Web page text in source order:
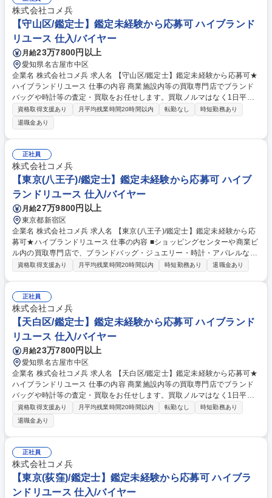
株式会社コメ兵
【守山区/鑑定士】鑑定未経験から応募可 ハイブランド
リユース 仕入/バイヤー
月給23万7800円以上
愛知県名古屋市中区
企業名 株式会社コメ兵 求人名 【守山区/鑑定士】鑑定未経験から応募可★
ハイブランドリユース 仕事の内容 商業施設内等の買取専門店でブランド
バッグや時計等の査定・買取をお任せします。買取ノルマはなく1日平均5
組のため、AI等の遠隔サポートも頼りながら、数字に追われずお客様に寄
り添った丁寧な接客が可能です。 【仕事の流れ】■来店時の受付・接客対
応 ■商品の査定 ■査定金額の詳細説明 ■代金の支払/買取品のデータ入力 ■
電話対応（商品に関する問い合わせ） 【入社後】当社には、教育専門部署
があり、座学やロールプレイング等、テキストを用いて仕事の基礎・スキ
ルを1から学べる教育・研修を用意しています！研修後も協力体制のも
と、店舗に立つためご安心ください。 募集職種 【守山区/鑑定士】鑑定未
経験から応募可★ハイブランドリユース
資格取得支援あり 月平均残業時間20時間以内 転勤なし
時短勤務あり
退職金あり
正社員
株式会社コメ兵
【東京(八王子)/鑑定士】鑑定未経験から応募可 ハイブ
ランドリユース 仕入/バイヤー
月給27万9800円以上
東京都新宿区
企業名 株式会社コメ兵 求人名 【東京(八王子)/鑑定士】鑑定未経験から応
募可★ハイブランドリユース 仕事の内容 ■ショッピングセンターや商業ビ
ル内の買取専門店で、ブランドバッグ・ジュエリー・時計・アパレルなど
の査定・買取をお任せいたします。 ■バイヤーからコーポレート職まで、
ど、様々な品物の査定、買取をお願いします。業務を通してスキルアップ
が可能です。 【キャリアパスについて】商品センター/マーケティング/W
EB事業/教育/店舗開発/広報/人事/総務/経理/経営企画など、キャリアプラン
を実現するため、多彩なポジションへのキャリアチェンジが可能です。 募
集職種 【東京(八王子)/鑑定士】鑑定未経験から応募可★ハイブランドリユ
ース
資格取得支援あり 月平均残業時間20時間以内 時短勤務あり 退職金あり
正社員
株式会社コメ兵
【天白区/鑑定士】鑑定未経験から応募可 ハイブランド
リユース 仕入/バイヤー
月給23万7800円以上
愛知県名古屋市中区
企業名 株式会社コメ兵 求人名 【天白区/鑑定士】鑑定未経験から応募可★
ハイブランドリユース 仕事の内容 商業施設内等の買取専門店でブランド
バッグや時計等の査定・買取をお任せします。買取ノルマはなく1日平均5
組のため、AI等の遠隔サポートも頼りながら、数字に追われずお客様に寄
り添った丁寧な接客が可能です。 【仕事の流れ】■来店時の受付・接客対
応 ■商品の査定 ■査定金額の詳細説明 ■代金の支払/買取品のデータ入力 ■
電話対応（商品に関する問い合わせ） 【入社後】当社には、教育専門部署
があり、座学やロールプレイング等、テキストを用いて仕事の基礎・スキ
ルを1から学べる教育・研修を用意しています！研修後も協力体制のも
と、店舗に立つためご安心ください。 募集職種 【天白区/鑑定士】鑑定未
経験から応募可★ハイブランドリユース
資格取得支援あり 月平均残業時間20時間以内 転勤なし
時短勤務あり
退職金あり
正社員
株式会社コメ兵
【東京(荻窪)/鑑定士】鑑定未経験から応募可 ハイブラ
ンドリユース 仕入/バイヤー